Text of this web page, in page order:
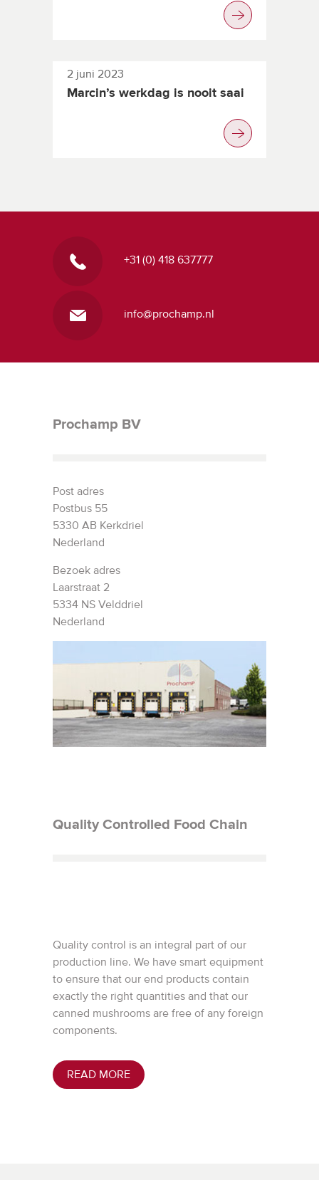
2 juni 2023
Marcin’s werkdag is nooit saai
+31 (0) 418 637777
info@prochamp.nl
Prochamp BV
Post adres
Postbus 55
5330 AB Kerkdriel
Nederland
Bezoek adres
Laarstraat 2
5334 NS Velddriel
Nederland
Quality Controlled Food Chain
Quality control is an integral part of our
production line. We have smart equipment
to ensure that our end products contain
exactly the right quantities and that our
canned mushrooms are free of any foreign
components.
READ MORE